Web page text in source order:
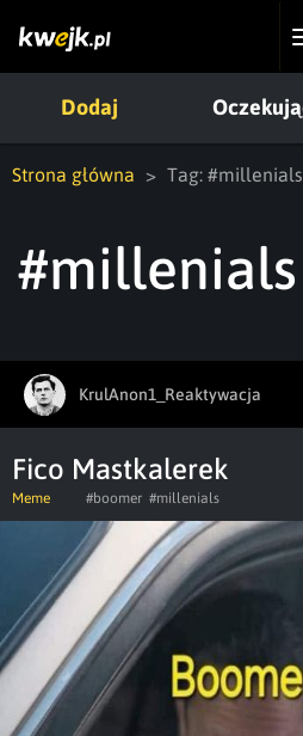
Dodaj
Strona główna Tag: #millenials
#millenials
KrulAnon1_Reaktywacja
Fico Mastkalerek
Meme #boomer #millenials